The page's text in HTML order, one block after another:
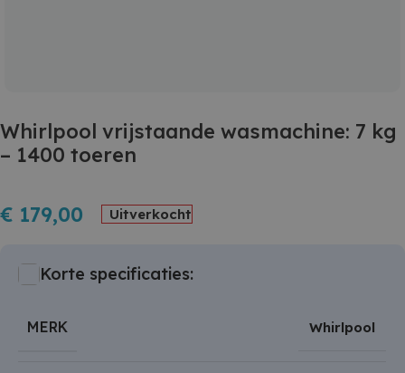
Whirlpool vrijstaande wasmachine: 7 kg
– 1400 toeren
€ 179,00 Uitverkocht
Korte specificaties:
MERK Whirlpool